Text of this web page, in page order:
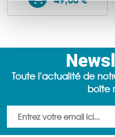
partageons également des
ou qu'ils ont collectées lors
Toute l'actualité de
boîte